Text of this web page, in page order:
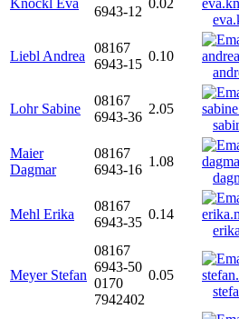
Knöckl Eva
6943-12
0.02
Liebl Andrea
08167
6943-15
0.10
Lohr Sabine
08167
6943-36
2.05
Maier
Dagmar
08167
6943-16
1.08
Mehl Erika
08167
6943-35
0.14
Meyer Stefan
08167
6943-50
0170
7942402
0.05